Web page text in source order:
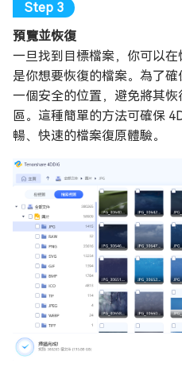
預覽並恢復
一旦找到目標檔案，你可以
是你想要恢復的檔案。為了
一個安全的位置，避免將其
區。這種簡單的方法可確保
暢、快速的檔案復原體驗。